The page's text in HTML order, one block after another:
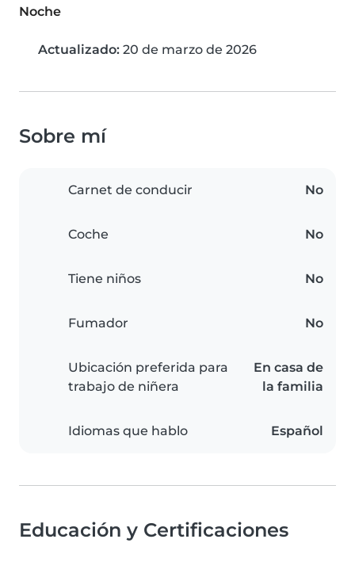
Noche
Actualizado: 20 de marzo de 2026
Sobre mí
Carnet de conducir No
Coche No
Tiene niños No
Fumador No
Ubicación preferida para
trabajo de niñera
En casa de
la familia
Idiomas que hablo Español
Educación y Certificaciones